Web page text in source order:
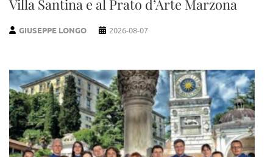
Villa Santina e al Prato d’Arte Marzona
GIUSEPPE LONGO 2026-08-07